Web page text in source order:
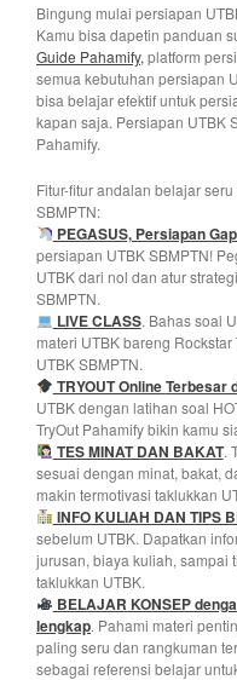
Bingung mulai persiapan
Kamu bisa dapetin panduan
Guide Pahamify, platform
semua kebutuhan persiapan
bisa belajar efektif untuk
kapan saja. Persiapan UTBK
Pahamify.
Fitur-fitur andalan belajar
SBMPTN:
PEGASUS, Persiapan
persiapan UTBK SBMPTN!
UTBK dari nol dan atur
SBMPTN.
LIVE CLASS. Bahas soal
materi UTBK bareng
UTBK SBMPTN.
TRYOUT OnlineTerbesar
UTBK dengan latihan soal
TryOut Pahamify bikin kamu
TES MINAT DAN BAKAT.
sesuai dengan minat, bakat,
makin termotivasi taklukkan
INFO KULIAH DAN TIPS
sebelum UTBK. Dapatkan
jurusan, biaya kuliah, sampai
taklukkan UTBK.
BELAJAR KONSEP
lengkap. Pahami materi
paling seru dan rangkuman
sebagai referensi belajar